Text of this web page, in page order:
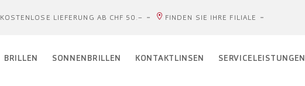
KOSTENLOSE LIEFERUNG AB CHF 50.– FINDEN SIE IHRE FILIALE
BRILLEN SONNENBRILLEN KONTAKTLINSEN SERVICELEISTUNGEN